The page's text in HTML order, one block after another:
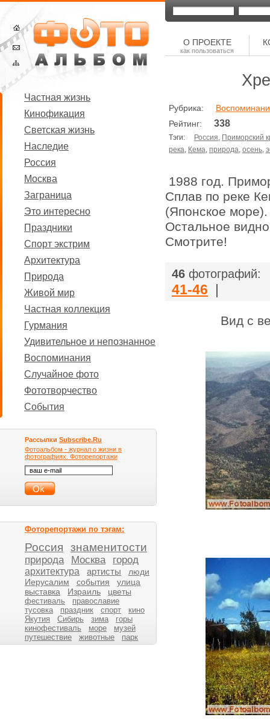
Частная жизнь
Кинофикация
Светская жизнь
Наследие
Россия
Москва
Заграница
Это интересно
Праздники
Спорт экстрим
Архитектура
Природа
Живой мир
Частная коллекция
Гурмания
Удивительное и непознанное
Воспоминания
Случайное фото
Фототворчество
События
Рассылки Subscribe.Ru
Фотоальбом - журнал о жизни в
фотографиях. Фоторепортажи
Фоторепортажи по тэгам:
Россия знаменитости
природа Москва город
архитектура артисты
люди
Иерусалим
события
улица
выставка
Израиль цветы
фестиваль
православие
тусовка
праздник спорт
кино
Якутия
Сибирь зима
горы
кинофестиваль
море
музей
путешествие
животные парк
О ПРОЕКТЕ
как пользоваться
Рубрика:
Рейтинг: 338
Тэги: Россия, Приморский
река, Кема, природа, осень,
1988 год.
Сплав по реке
(Японское
Остальное
Смотрите!
46 фотографий:
41-46 |
Вид с